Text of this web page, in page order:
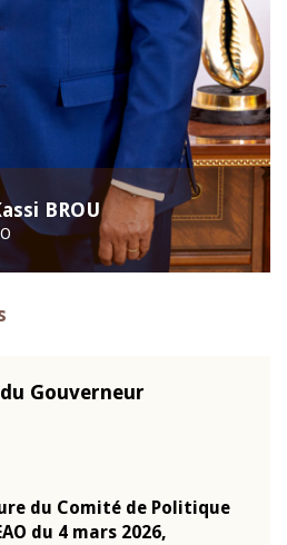
BROU
Gouverneur
du Comité de Politique
du 4 mars 2026,